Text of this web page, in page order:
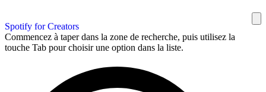
Spotify for Creators
Commencez à taper dans la zone de recherche, puis utilisez la
touche Tab pour choisir une option dans la liste.